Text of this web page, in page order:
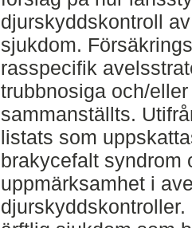
djurskyddskontroll
sjukdom.
rasspecifik
trubbnosiga och/
sammanställts.
listats som
brakycefalt syndrom
uppmärksamhet i